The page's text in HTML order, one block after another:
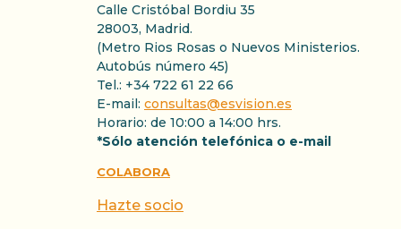
Calle Cristóbal Bordiu 35
28003, Madrid.
(Metro Rios Rosas o Nuevos Ministerios.
Autobús número 45)
Tel.: +34 722 61 22 66
E-mail: consultas@esvision.es
Horario: de 10:00 a 14:00 hrs.
*Sólo atención telefónica o e-mail
COLABORA
Hazte socio